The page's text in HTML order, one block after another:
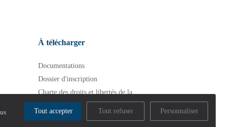
À télécharger
Documentations
Dossier d'inscription
Charte des droits et libertés de la
personne accueillie
Charte des droits et libertés de la
Tout accepter Tout refuser Personnaliser